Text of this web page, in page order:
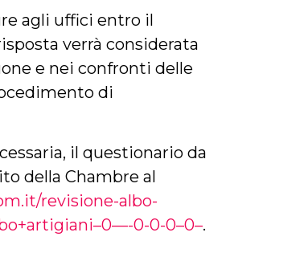
agli uffici entro il
verrà considerata
e nei confronti delle
di
il questionario da
della Chambre al
revisione-albo-
0-0-0–0–.